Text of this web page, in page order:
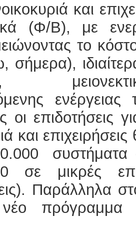
και
(Φ/Β), με
το
οι επιδοτήσεις
και
συστήματα
σε μικρές
Παράλληλα
πρόγραμμα